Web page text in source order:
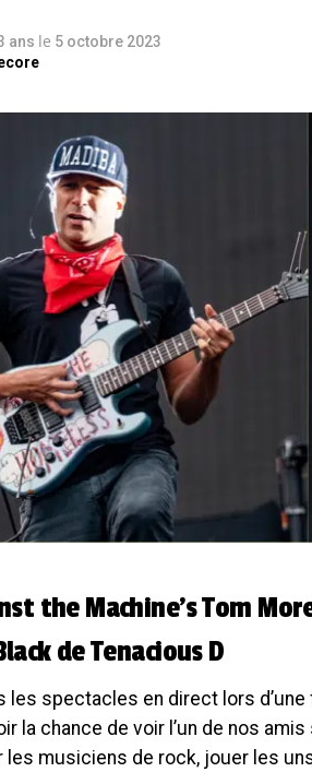
ans le 5 octobre 2023
the Machine’s Tom
de Tenacious D
les spectacles en direct lors
la chance de voir l’un de nos
les musiciens de rock, jouer les